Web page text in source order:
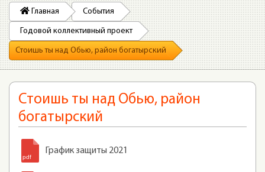
Главная События
Годовой коллективный проект
Стоишь ты над Обью, район богатырский
Стоишь ты над Обью, район
богатырский
График защиты 2021